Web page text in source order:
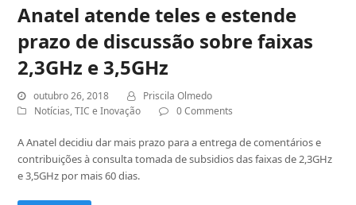
Anatel atende teles e estende
prazo de discussão sobre faixas
2,3GHz e 3,5GHz
outubro 26, 2018
Priscila Olmedo
Notícias,TIC e Inovação 0 Comments
A Anatel decidiu dar mais prazo para a entrega de comentários e
contribuições à consulta tomada de subsidios das faixas de 2,3GHz
e 3,5GHz por mais 60 dias.